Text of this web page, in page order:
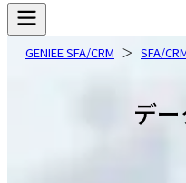
GENIEE SFA/CRM SFA/
デ